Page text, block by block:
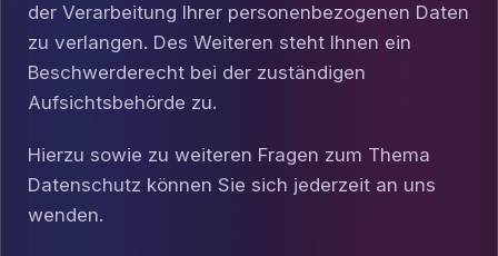
der Verarbeitung Ihrer personenbezogenen Daten
zu verlangen. Des Weiteren steht Ihnen ein
Beschwerderecht bei der zuständigen
Aufsichtsbehörde zu.
Hierzu sowie zu weiteren Fragen zum Thema
Datenschutz können Sie sich jederzeit an uns
wenden.